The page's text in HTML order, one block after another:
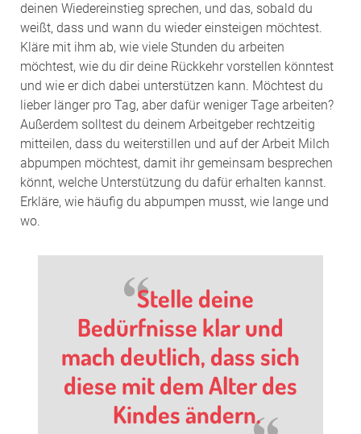
deinen Wiedereinstieg sprechen, und das, sobald du
weißt, dass und wann du wieder einsteigen möchtest.
Kläre mit ihm ab, wie viele Stunden du arbeiten
möchtest, wie du dir deine Rückkehr vorstellen könntest
und wie er dich dabei unterstützen kann. Möchtest du
lieber länger pro Tag, aber dafür weniger Tage arbeiten?
Außerdem solltest du deinem Arbeitgeber rechtzeitig
mitteilen, dass du weiterstillen und auf der Arbeit Milch
abpumpen möchtest, damit ihr gemeinsam besprechen
könnt, welche Unterstützung du dafür erhalten kannst.
Erkläre, wie häufig du abpumpen musst, wie lange und
wo.
Stelle deine
Bedürfnisse klar und
mach deutlich, dass sich
diese mit dem Alter des
Kindes ändern.